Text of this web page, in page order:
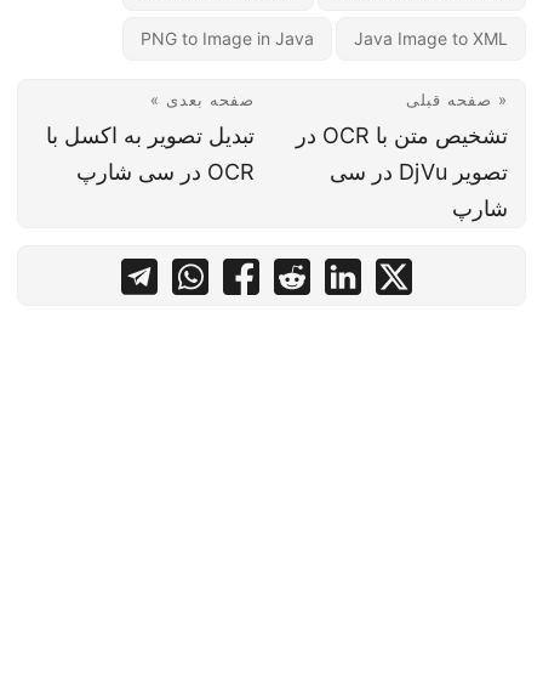
Java Image to XML
PNG to Image in Java
« صفحه قبلی
تشخیص متن با OCR در
تصویر DjVu در سی
شارپ
صفحه بعدی »
تبدیل تصویر به اکسل با
OCR در سی شارپ